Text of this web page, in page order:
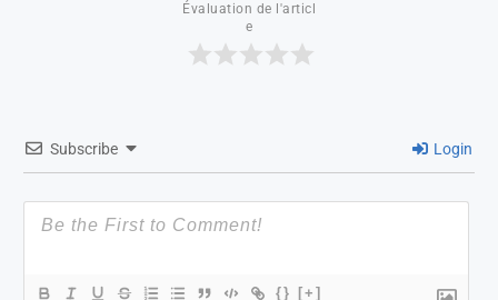
Évaluation de l'articl
e
Subscribe Login
{} [+]